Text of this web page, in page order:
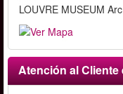
LOUVRE MUSEUM
Atención al Cliente